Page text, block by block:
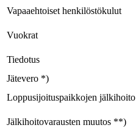
Vapaaehtoiset henkilöstökulut
Vuokrat
Tiedotus
Jätevero *)
Loppusijoituspaikkojen jälkihoito
Jälkihoitovarausten muutos **)